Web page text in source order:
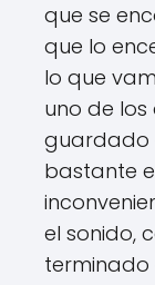
que se
que lo
lo que
uno de
guardado
bastante
el sonido,
terminado